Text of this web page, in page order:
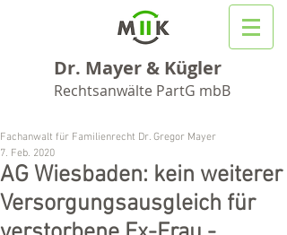
Dr. Mayer & Kügler
Rechtsanwälte PartG mbB
AG Wiesbaden: kein weiterer
Versorgungsausgleich für
Fachanwalt für Familienrecht Dr. Gregor Mayer
7. Feb. 2020